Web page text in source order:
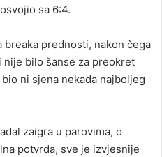
sa 6:4.
breaka prednosti, nakon čega
nije bilo šanse za preokret
ni sjena nekada najboljeg
zaigra u parovima, o
potvrda, sve je izvjesnije